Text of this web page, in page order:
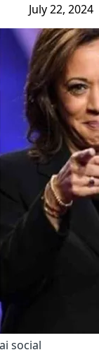
July 22, 2024
social